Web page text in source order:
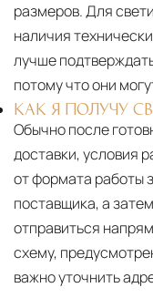
размеров. Для
наличия
лучше
потому что они
КАК Я ПОЛУЧУ
Обычно после
доставки, условия
от формата работы
поставщика, а
отправиться
схему,
важно уточнить